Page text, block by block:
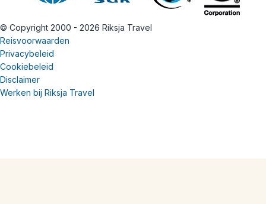
© Copyright 2000 - 2026 Riksja Travel
Reisvoorwaarden
Privacybeleid
Cookiebeleid
Disclaimer
Werken bij Riksja Travel